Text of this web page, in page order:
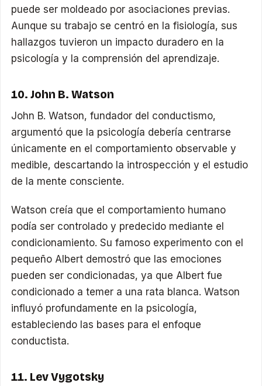
puede ser moldeado por asociaciones previas.
Aunque su trabajo se centró en la fisiología, sus
hallazgos tuvieron un impacto duradero en la
psicología y la comprensión del aprendizaje.
10. John B. Watson
John B. Watson, fundador del conductismo,
argumentó que la psicología debería centrarse
únicamente en el comportamiento observable y
medible, descartando la introspección y el estudio
de la mente consciente.
Watson creía que el comportamiento humano
podía ser controlado y predecido mediante el
condicionamiento. Su famoso experimento con el
pequeño Albert demostró que las emociones
pueden ser condicionadas, ya que Albert fue
condicionado a temer a una rata blanca. Watson
influyó profundamente en la psicología,
estableciendo las bases para el enfoque
conductista.
11. Lev Vygotsky